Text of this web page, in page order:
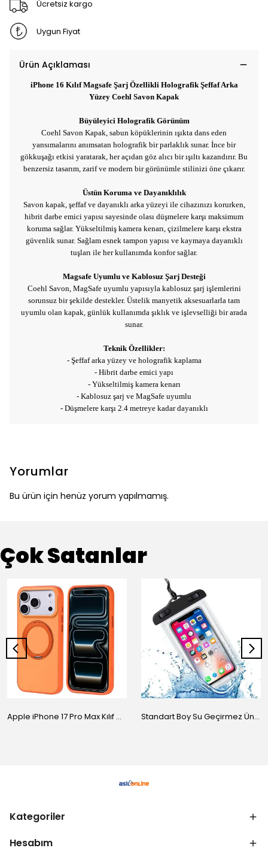
Ücretsiz kargo
Uygun Fiyat
Ürün Açıklaması
iPhone 16 Kılıf Magsafe Şarj Özellikli Holografik Şeffaf Arka
Yüzey Coehl Savon Kapak
Büyüleyici Holografik Görünüm
Coehl Savon Kapak, sabun köpüklerinin ışıkta dans eden
yansımalarını anımsatan holografik bir parlaklık sunar. İnce bir
gökkuşağı etkisi yaratarak, her açıdan göz alıcı bir ışıltı kazandırır. Bu
benzersiz tasarım, zarif ve modern bir görünümle stilinizi öne çıkarır.
Üstün Koruma ve Dayanıklılık
Savon kapak, şeffaf ve dayanıklı arka yüzeyi ile cihazınızı korurken,
hibrit darbe emici yapısı sayesinde olası düşmelere karşı maksimum
koruma sağlar. Yükseltilmiş kamera kenarı, çizilmelere karşı ekstra
güvenlik sunar. Sağlam esnek tampon yapısı ve kaymaya dayanıklı
tuşları ile her kullanımda konfor sağlar.
Magsafe Uyumlu ve Kablosuz Şarj Desteği
Coehl Savon, MagSafe uyumlu yapısıyla kablosuz şarj işlemlerini
sorunsuz bir şekilde destekler. Üstelik manyetik aksesuarlarla tam
uyumlu olan kapak, günlük kullanımda şıklık ve işlevselliği bir arada
sunar.
Teknik Özellikler:
- Şeffaf arka yüzey ve holografik kaplama
- Hibrit darbe emici yapı
- Yükseltilmiş kamera kenarı
- Kablosuz şarj ve MagSafe uyumlu
- Düşmelere karşı 2.4 metreye kadar dayanıklı
Yorumlar
Bu ürün için henüz yorum yapılmamış.
Çok Satanlar
Apple iPhone 17 Pro Max Kılıf M-Safe Şarj Özellikli Standlı Zore Proton Silikon Kapak Standart Boy Su Geçirmez Üniversal Kılıf
Kategoriler
Hesabım